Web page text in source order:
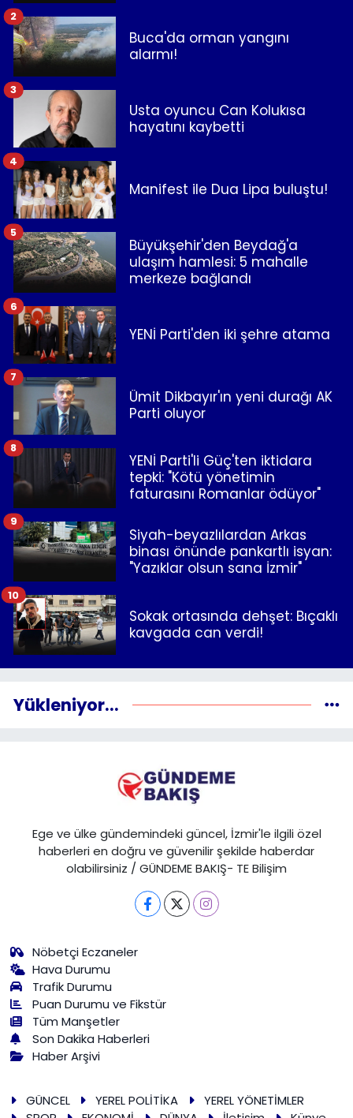
Buca'da orman yangını
alarmı!
2
Usta oyuncu Can Kolukısa
hayatını kaybetti
3
Manifest ile Dua Lipa buluştu!
4
Büyükşehir'den Beydağ'a
ulaşım hamlesi: 5 mahalle
merkeze bağlandı
5
YENİ Parti'den iki şehre atama
6
Ümit Dikbayır'ın yeni durağı AK
Parti oluyor
7
YENİ Parti'li Güç'ten iktidara
tepki: "Kötü yönetimin
faturasını Romanlar ödüyor"
8
Siyah-beyazlılardan Arkas
binası önünde pankartlı isyan:
"Yazıklar olsun sana İzmir"
9
Sokak ortasında dehşet: Bıçaklı
kavgada can verdi!
10
Yükleniyor...
Ege ve ülke gündemindeki güncel, İzmir'le ilgili özel
haberleri en doğru ve güvenilir şekilde haberdar
olabilirsiniz / GÜNDEME BAKIŞ- TE Bilişim
Nöbetçi Eczaneler
Hava Durumu
Trafik Durumu
Puan Durumu ve Fikstür
Tüm Manşetler
Son Dakika Haberleri
Haber Arşivi
GÜNCEL YEREL POLİTİKA
YEREL YÖNETİMLER